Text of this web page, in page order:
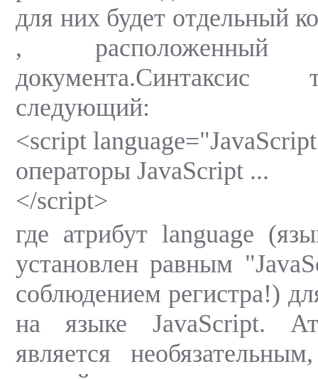
для них будет отдельный
,
следующий:
<script
операторы JavaScript ...
</script>
где атрибут language
установлен равным
соблюдением регистра!)
на языке JavaScript.
является